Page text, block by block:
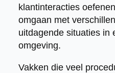
klantinteracties
omgaan met
uitdagende situaties in
omgeving.
Vakken die veel